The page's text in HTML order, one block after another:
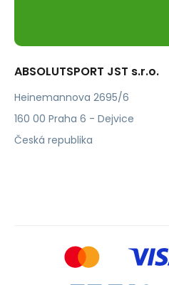
ABSOLUTSPORT JST s.r.o.
Heinemannova 2695/6
160 00 Praha 6 - Dejvice
Česká republika